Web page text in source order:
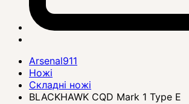
Arsenal911
Ножі
Складні ножі
BLACKHAWK CQD Mark 1 Type E